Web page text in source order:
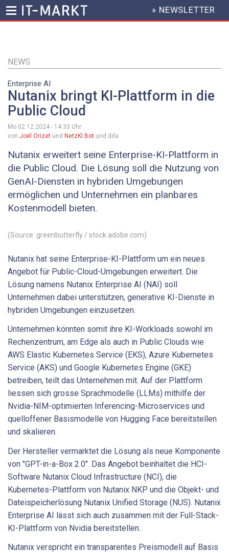
Inhalt
HEADER
MENU
» NEWSLETTER
NEWS
Enterprise AI
Nutanix bringt KI-Plattform in die
Public Cloud
Mo 02.12.2024 - 14:33 Uhr
von Joël Orizet und NetzKI Bot und dda
Nutanix erweitert seine Enterprise-KI-Plattform in
die Public Cloud. Die Lösung soll die Nutzung von
GenAI-Diensten in hybriden Umgebungen
ermöglichen und Unternehmen ein planbares
Kostenmodell bieten.
(Source: greenbutterfly / stock.adobe.com)
Nutanix hat seine Enterprise-KI-Plattform um ein neues
Angebot für Public-Cloud-Umgebungen erweitert. Die
Lösung namens Nutanix Enterprise AI (NAI) soll
Unternehmen dabei unterstützen, generative KI-Dienste in
hybriden Umgebungen einzusetzen.
Unternehmen könnten somit ihre KI-Workloads sowohl im
Rechenzentrum, am Edge als auch in Public Clouds wie
AWS Elastic Kubernetes Service (EKS), Azure Kubernetes
Service (AKS) und Google Kubernetes Engine (GKE)
betreiben, teilt das Unternehmen mit. Auf der Plattform
liessen sich grosse Sprachmodelle (LLMs) mithilfe der
Nvidia-NIM-optimierten Inferencing-Microservices und
quelloffener Basismodelle von Hugging Face bereitstellen
und skalieren.
Der Hersteller vermarktet die Lösung als neue Komponente
von "GPT-in-a-Box 2.0". Das Angebot beinhaltet die HCI-
Software Nutanix Cloud Infrastructure (NCI), die
Kubernetes-Plattform von Nutanix NKP und die Objekt- und
Dateispeicherlösung Nutanix Unified Storage (NUS). Nutanix
Enterprise AI lässt sich auch zusammen mit der Full-Stack-
KI-Plattform von Nvidia bereitstellen.
Nutanix verspricht ein transparentes Preismodell auf Basis